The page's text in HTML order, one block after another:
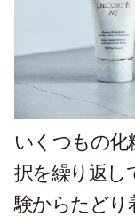
いくつもの化
択を繰り返し
験からたどり